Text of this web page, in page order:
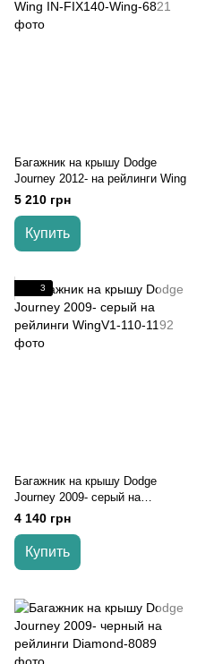
Багажник на крышу Dodge
Journey 2012- на рейлинги Wing
5 210 грн
Купить
3
Багажник на крышу Dodge
Journey 2009- серый на
рейлинги
4 140 грн
Купить